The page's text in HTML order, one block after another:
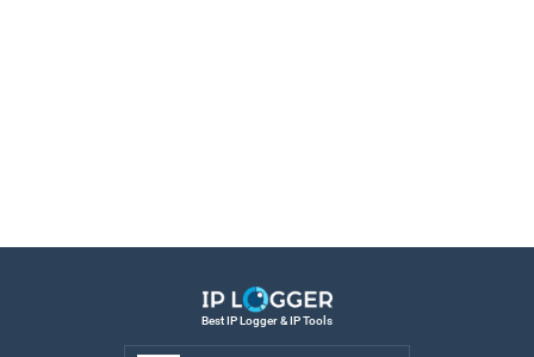
Best IP Logger & IP Tools